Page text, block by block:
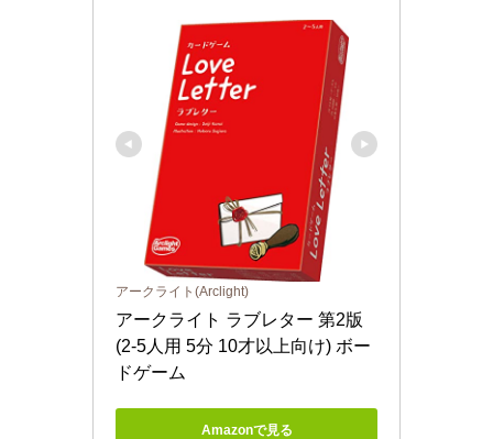
アークライト(Arclight)
アークライト ラブレター 第2版
(2-5人用 5分 10才以上向け) ボー
ドゲーム
Amazonで見る